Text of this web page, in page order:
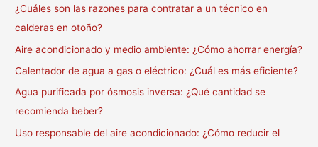
¿Cuáles son las razones para contratar a un técnico en
calderas en otoño?
Aire acondicionado y medio ambiente: ¿Cómo ahorrar energía?
Calentador de agua a gas o eléctrico: ¿Cuál es más eficiente?
Agua purificada por ósmosis inversa: ¿Qué cantidad se
recomienda beber?
Uso responsable del aire acondicionado: ¿Cómo reducir el